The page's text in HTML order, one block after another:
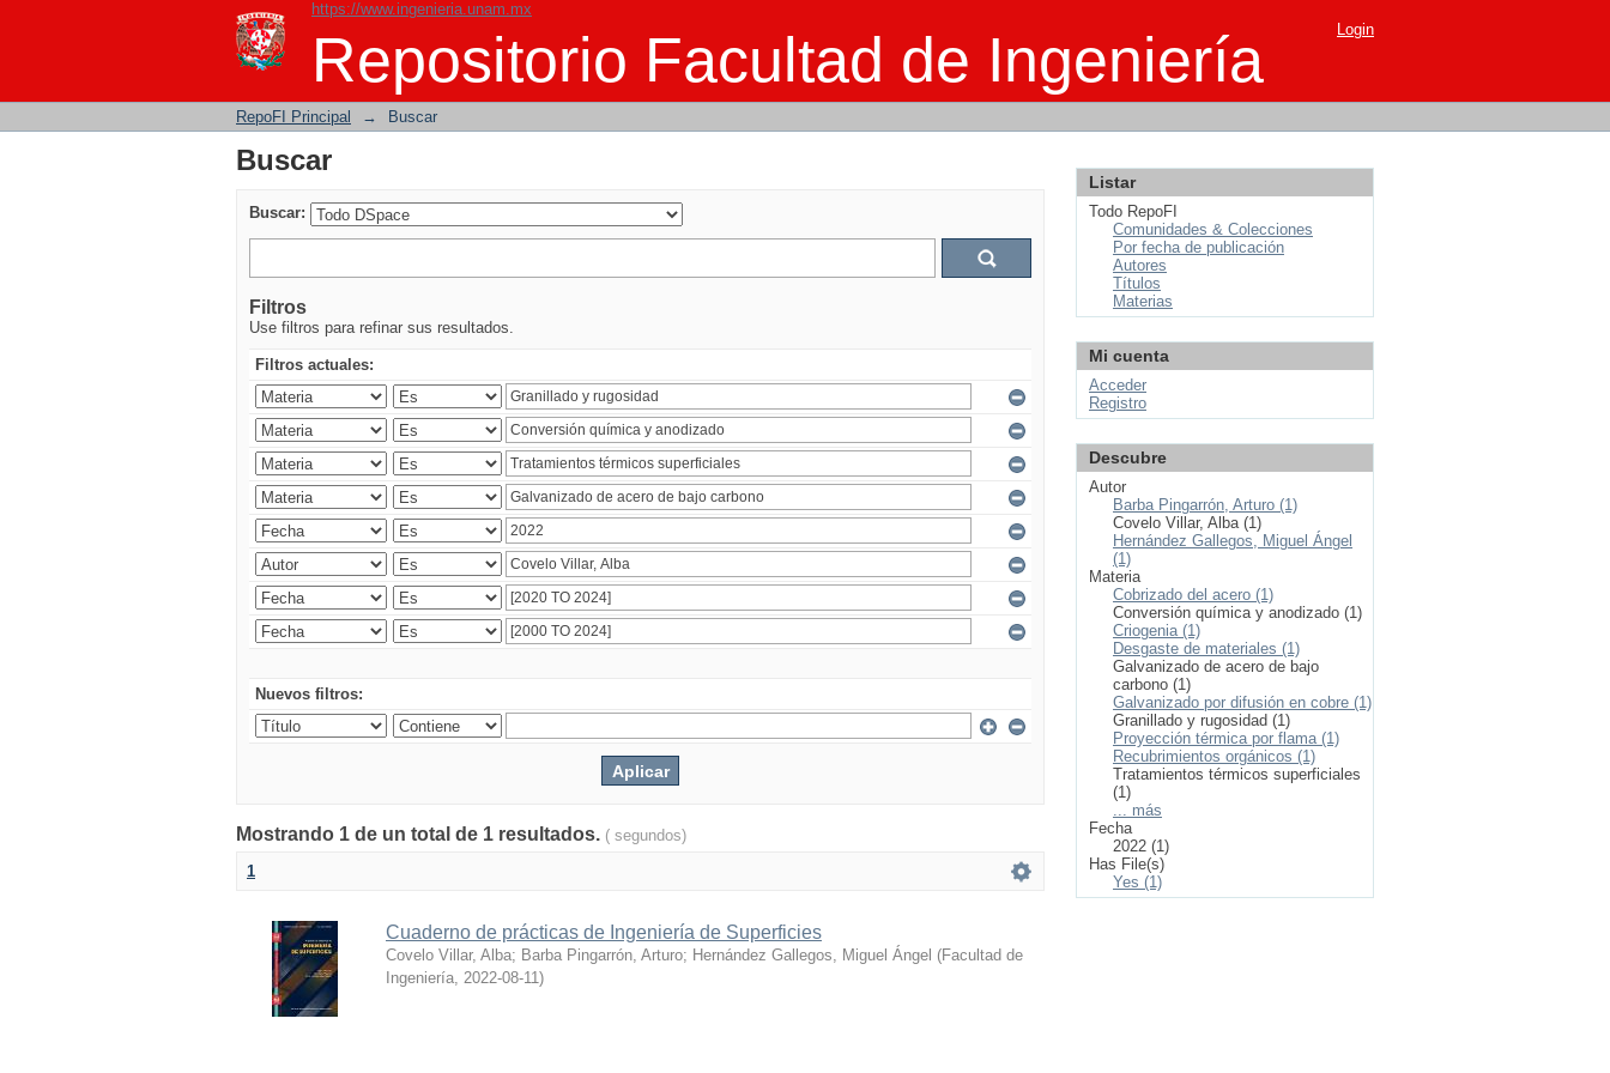
https://www.ingenieria.unam.mx
Repositorio Facultad de Ingeniería
Buscar Login
RepoFI Principal → Buscar
Buscar
Buscar:
Filtros
Use filtros para refinar sus resultados.
Filtros actuales:
Nuevos filtros:
Mostrando 1 de un total de 1 resultados. ( segundos)
1
Cuaderno de prácticas de Ingeniería de Superficies
Covelo Villar, Alba; Barba Pingarrón, Arturo; Hernández Gallegos, Miguel Ángel (Facultad de
Ingeniería, 2022-08-11)
Listar
Todo RepoFI
Comunidades & Colecciones
Por fecha de publicación
Autores
Títulos
Materias
Mi cuenta
Acceder
Registro
Descubre
Autor
Barba Pingarrón, Arturo (1)
Covelo Villar, Alba (1)
Hernández Gallegos, Miguel Ángel
(1)
Materia
Cobrizado del acero (1)
Conversión química y anodizado (1)
Criogenia (1)
Desgaste de materiales (1)
Galvanizado de acero de bajo
carbono (1)
Galvanizado por difusión en cobre (1)
Granillado y rugosidad (1)
Proyección térmica por flama (1)
Recubrimientos orgánicos (1)
Tratamientos térmicos superficiales
(1)
... más
Fecha
2022 (1)
Has File(s)
Yes (1)